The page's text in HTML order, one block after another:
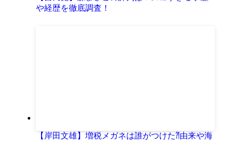
や経歴を徹底調査！
【岸田文雄】増税メガネは誰がつけた⁈由来や海